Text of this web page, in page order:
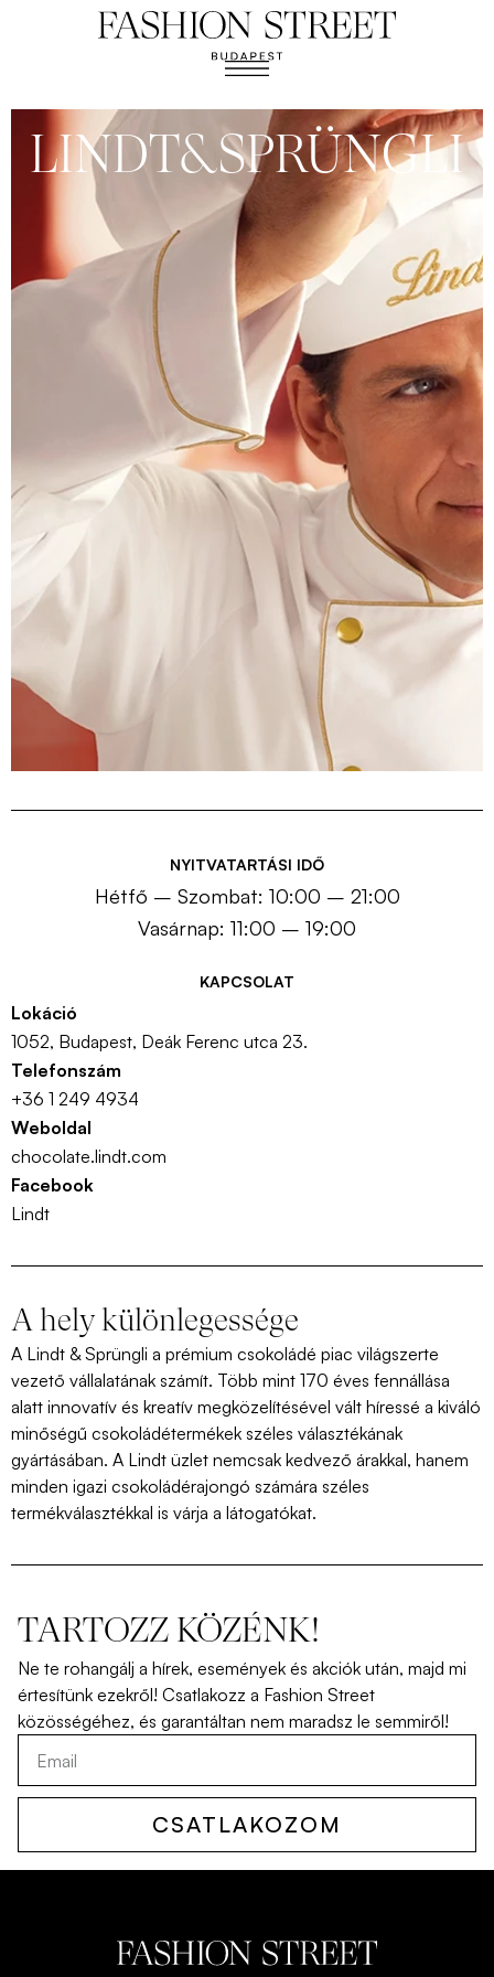
LINDT&SPRÜNGLI
NYITVATARTÁSI IDŐ
Hétfő – Szombat: 10:00 – 21:00
Vasárnap: 11:00 – 19:00
KAPCSOLAT
Lokáció
1052, Budapest, Deák Ferenc utca 23.
Telefonszám
+36 1 249 4934
Weboldal
chocolate.lindt.com
Facebook
Lindt
A hely különlegessége
A Lindt & Sprüngli a prémium csokoládé piac világszerte
vezető vállalatának számít. Több mint 170 éves fennállása
alatt innovatív és kreatív megközelítésével vált híressé a kiváló
minőségű csokoládétermékek széles választékának
gyártásában. A Lindt üzlet nemcsak kedvező árakkal, hanem
minden igazi csokoládérajongó számára széles
termékválasztékkal is várja a látogatókat.
TARTOZZ KÖZÉNK!
Ne te rohangálj a hírek, események és akciók után, majd mi
értesítünk ezekről! Csatlakozz a Fashion Street
közösségéhez, és garantáltan nem maradsz le semmiről!
CSATLAKOZOM